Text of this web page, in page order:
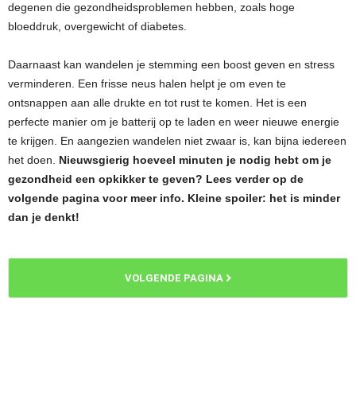
degenen die gezondheidsproblemen hebben, zoals hoge
bloeddruk, overgewicht of diabetes.
Daarnaast kan wandelen je stemming een boost geven en stress
verminderen. Een frisse neus halen helpt je om even te
ontsnappen aan alle drukte en tot rust te komen. Het is een
perfecte manier om je batterij op te laden en weer nieuwe energie
te krijgen. En aangezien wandelen niet zwaar is, kan bijna iedereen
het doen. Nieuwsgierig hoeveel minuten je nodig hebt om je
gezondheid een opkikker te geven? Lees verder op de
volgende pagina voor meer info. Kleine spoiler: het is minder
dan je denkt!
VOLGENDE PAGINA